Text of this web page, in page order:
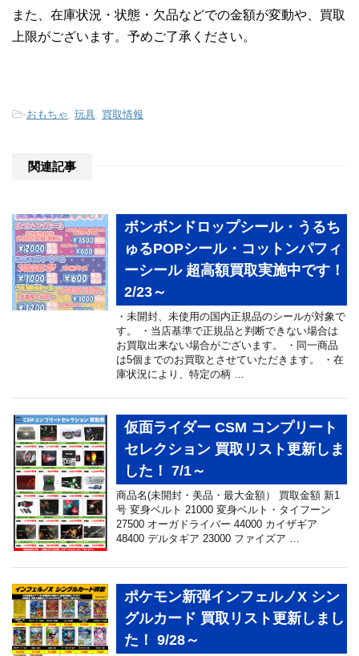
また、在庫状況・状態・欠品などでの金額が変動や、買取
上限がございます。予めご了承ください。
-おもちゃ 玩具 買取情報
関連記事
ボンボンドロップシール・うるち
ゅるPOPシール・コットンパフィ
ーシール 超高額買取実施中です！
2/23～
・未開封、未使用の国内正規品のシールが対象で
す。 ・当店基準で正規品と判断できない場合は
お買取出来ない場合がございます。 ・同一商品
は5個までのお買取とさせていただきます。 ・在
庫状況により、特定の柄 …
仮面ライダー CSM コンプリート
セレクション 買取リスト更新しま
した！ 7/1～
商品名(未開封・美品・最大金額） 買取金額 新1
号 変身ベルト 21000 変身ベルト・タイフーン
27500 オーガドライバー 44000 カイザギア
48400 デルタギア 23000 ファイズア …
ポケモン新弾インフェルノX シン
グルカード 買取リスト更新しまし
た！ 9/28～